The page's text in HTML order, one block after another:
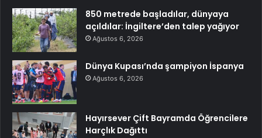
850 metrede başladılar, dünyaya
açıldılar: İngiltere’den talep yağıyor
Ağustos 6, 2026
Dünya Kupası’nda şampiyon İspanya
Ağustos 6, 2026
Hayırsever Çift Bayramda Öğrencilere
Harçlık Dağıttı